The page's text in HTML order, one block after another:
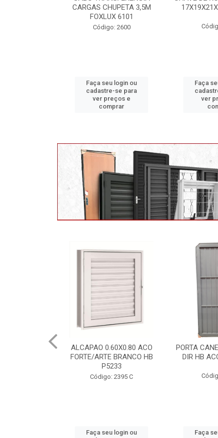
17X19X21X23 FOX 4513
Código: 2628
Faça seu login ou
cadastre-se para
ver preços e
comprar
Faça
PORTA CANELADA 85X2.15
DIR HB ACO ARTE 1490
Código: 2314
Faça seu login ou
PORTA
DIR
Faça